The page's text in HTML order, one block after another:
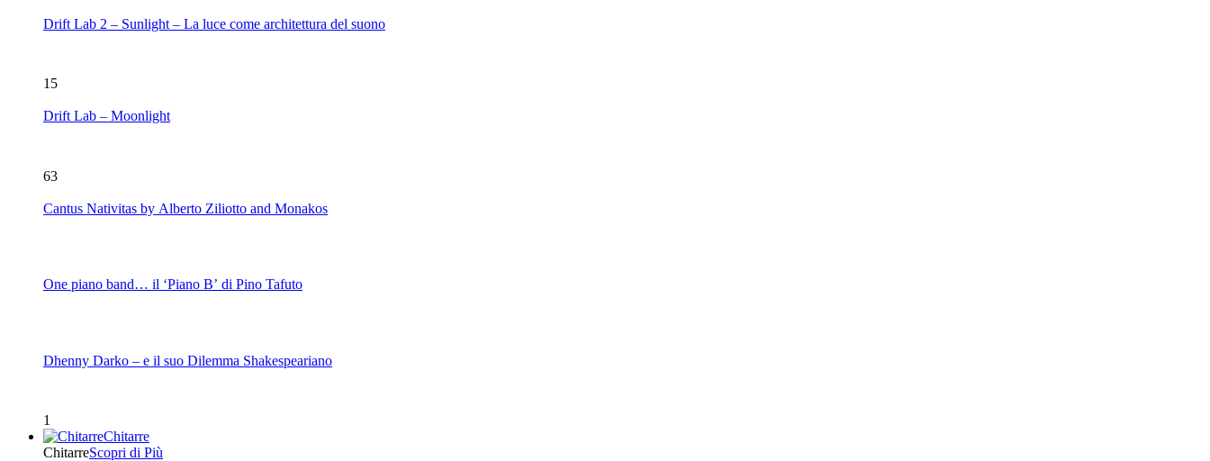
Drift Lab 2 – Sunlight – La luce come architettura del suono
15
Drift Lab – Moonlight
63
Cantus Nativitas by Alberto Ziliotto and Monakos
One piano band… il ‘Piano B’ di Pino Tafuto
Dhenny Darko – e il suo Dilemma Shakespeariano
1
Chitarre
ChitarreScopri di Più